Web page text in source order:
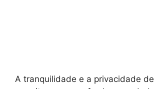
A tranquilidade e a privacidade